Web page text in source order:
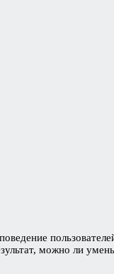
можно ли